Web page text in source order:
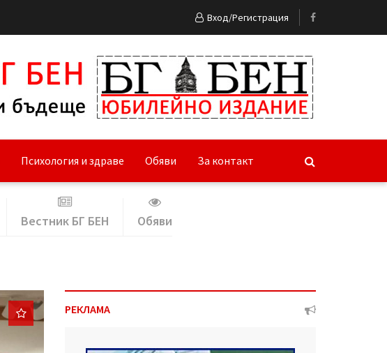
Вход/Регистрация
Психология и здраве Обяви За контакт
Вестник БГ БЕН Обяви
РЕКЛАМА